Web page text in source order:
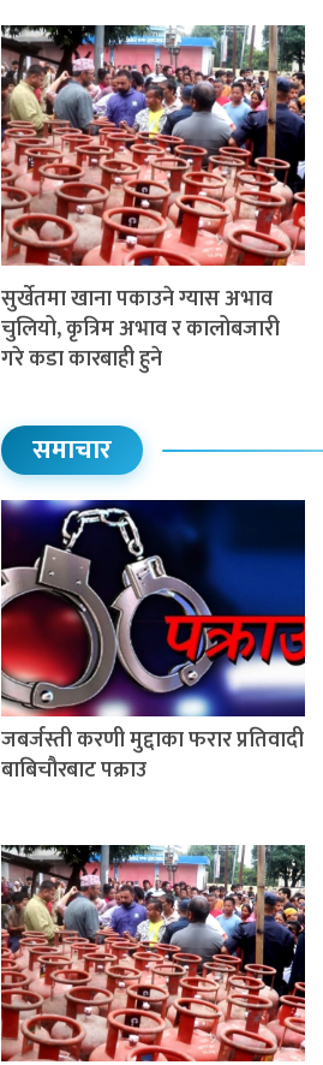
सुर्खेतमा खाना पकाउने ग्यास अभाव
चुलियो, कृत्रिम अभाव र कालोबजारी
गरे कडा कारबाही हुने
समाचार
जबर्जस्ती करणी मुद्दाका फरार प्रतिवादी
बाबिचौरबाट पक्राउ